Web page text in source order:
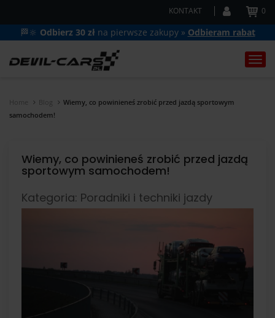
KONTAKT 0
🏁🔆 Odbierz 30 zł na pierwsze zakupy » Odbieram rabat
Home Blog
Wiemy, co powinieneś zrobić przed jazdą sportowym
samochodem!
Wiemy, co powinieneś zrobić przed jazdą
sportowym samochodem!
Kategoria: Poradniki i techniki jazdy